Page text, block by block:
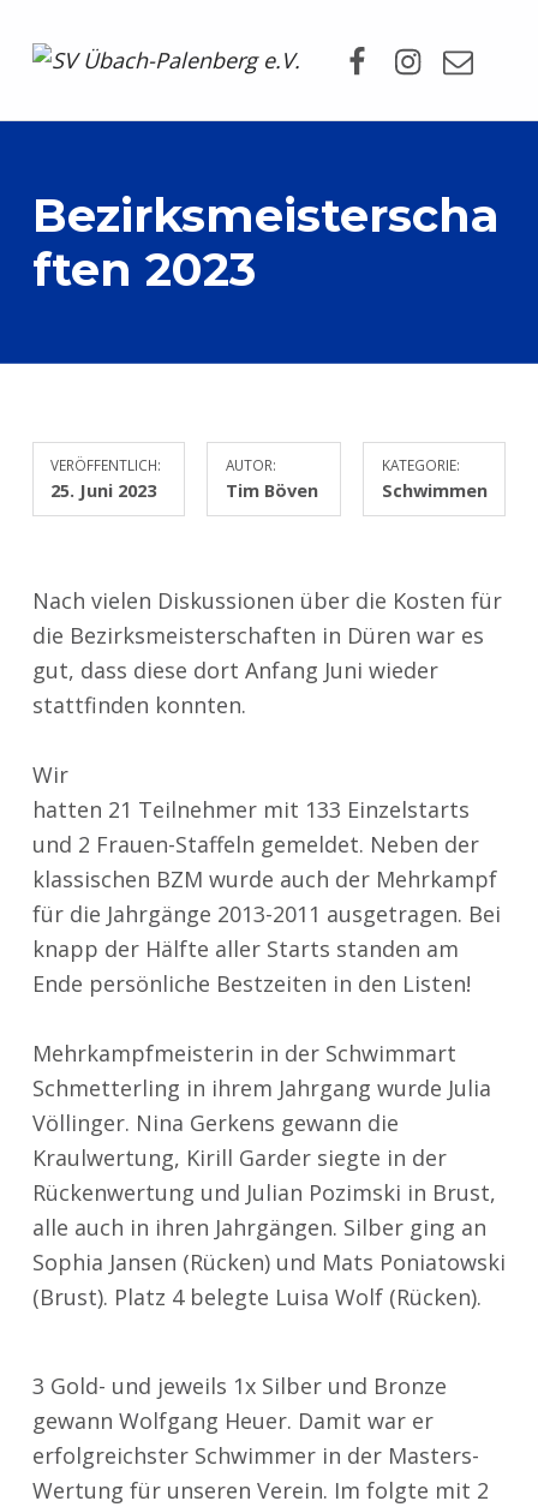
Bezirksmeisterscha
ften 2023
VERÖFFENTLICH:
25. Juni 2023
AUTOR:
Tim Böven
KATEGORIE:
Schwimmen
Nach vielen Diskussionen über die Kosten für
die Bezirksmeisterschaften in Düren war es
gut, dass diese dort Anfang Juni wieder
stattfinden konnten.
Wir
hatten 21 Teilnehmer mit 133 Einzelstarts
und 2 Frauen-Staffeln gemeldet. Neben der
klassischen BZM wurde auch der Mehrkampf
für die Jahrgänge 2013-2011 ausgetragen. Bei
knapp der Hälfte aller Starts standen am
Ende persönliche Bestzeiten in den Listen!
Mehrkampfmeisterin in der Schwimmart
Schmetterling in ihrem Jahrgang wurde Julia
Völlinger. Nina Gerkens gewann die
Kraulwertung, Kirill Garder siegte in der
Rückenwertung und Julian Pozimski in Brust,
alle auch in ihren Jahrgängen. Silber ging an
Sophia Jansen (Rücken) und Mats Poniatowski
(Brust). Platz 4 belegte Luisa Wolf (Rücken).
3 Gold- und jeweils 1x Silber und Bronze
gewann Wolfgang Heuer. Damit war er
erfolgreichster Schwimmer in der Masters-
Wertung für unseren Verein. Im folgte mit 2